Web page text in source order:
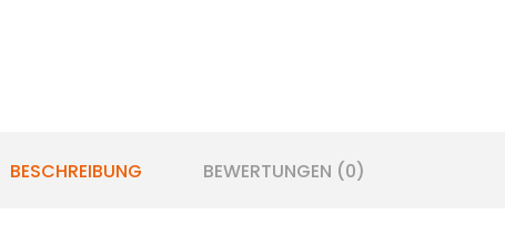
BESCHREIBUNG BEWERTUNGEN (0)